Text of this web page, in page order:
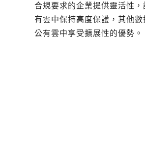
合規要求的企業提供靈活性
有雲中保持高度保護，其他
公有雲中享受擴展性的優勢。